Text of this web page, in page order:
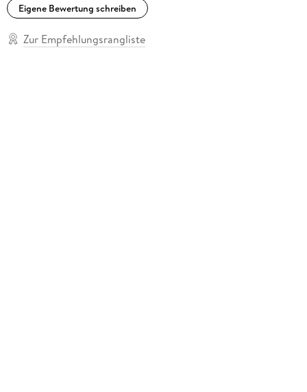
Eigene Bewertung schreiben
Zur Empfehlungsrangliste